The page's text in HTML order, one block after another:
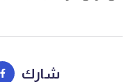
شارك